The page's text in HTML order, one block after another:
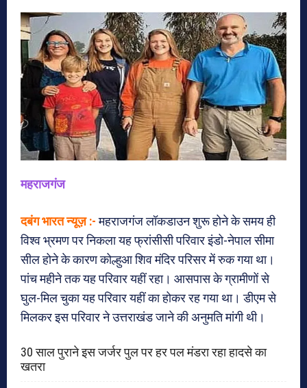
महराजगंज
दबंग भारत न्यूज़ :-महराजगंज लॉकडाउन शुरू होने के समय ही
विश्व भ्रमण पर निकला यह फ्रांसीसी परिवार इंडो-नेपाल सीमा
सील होने के कारण कोल्हुआ शिव मंदिर परिसर में रुक गया था।
पांच महीने तक यह परिवार यहीं रहा। आसपास के ग्रामीणों से
घुल-मिल चुका यह परिवार यहीं का होकर रह गया था। डीएम से
मिलकर इस परिवार ने उत्तराखंड जाने की अनुमति मांगी थी।
30 साल पुराने इस जर्जर पुल पर हर पल मंडरा रहा हादसे का
खतरा